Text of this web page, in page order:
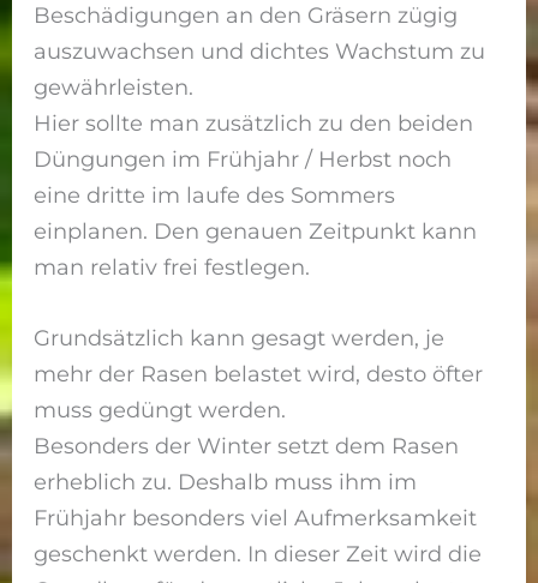
Beschädigungen an den Gräsern zügig
auszuwachsen und dichtes Wachstum zu
gewährleisten.
Hier sollte man zusätzlich zu den beiden
Düngungen im Frühjahr / Herbst noch
eine dritte im laufe des Sommers
einplanen. Den genauen Zeitpunkt kann
man relativ frei festlegen.
Grundsätzlich kann gesagt werden, je
mehr der Rasen belastet wird, desto öfter
muss gedüngt werden.
Besonders der Winter setzt dem Rasen
erheblich zu. Deshalb muss ihm im
Frühjahr besonders viel Aufmerksamkeit
geschenkt werden. In dieser Zeit wird die